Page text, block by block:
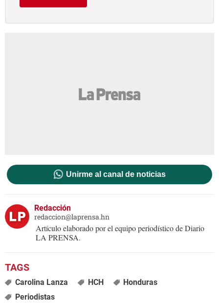
Unirme al canal de noticias
Redacción
redaccion@laprensa.hn
Artículo elaborado por el equipo periodístico de Diario
LA PRENSA.
Carolina Lanza HCH
Honduras
Periodistas